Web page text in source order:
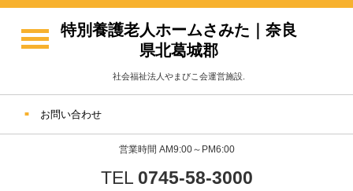
特別養護老人ホームさみた｜奈良
県北葛城郡
社会福祉法人やまびこ会運営施設.
お問い合わせ
営業時間 AM9:00～PM6:00
TEL 0745-58-3000